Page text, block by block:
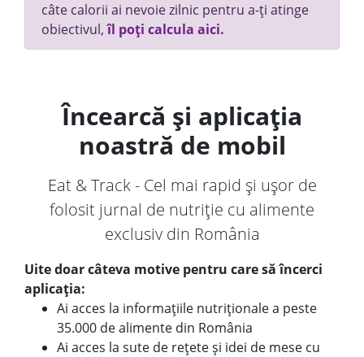
câte calorii ai nevoie zilnic pentru a-ți atinge
obiectivul,îl poți calcula aici.
Încearcă și aplicația
noastră de mobil
Eat & Track - Cel mai rapid și ușor de
folosit jurnal de nutriție cu alimente
exclusiv din România
Uite doar câteva motive pentru care să încerci
aplicația:
Ai acces la informațiile nutriționale a peste
35.000 de alimente din România
Ai acces la sute de rețete și idei de mese cu